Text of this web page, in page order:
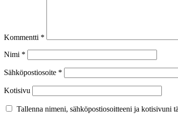
Kommentti *
Nimi *
Sähköpostiosoite *
Kotisivu
Tallenna nimeni, sähköpostiosoitteeni ja kotisivuni